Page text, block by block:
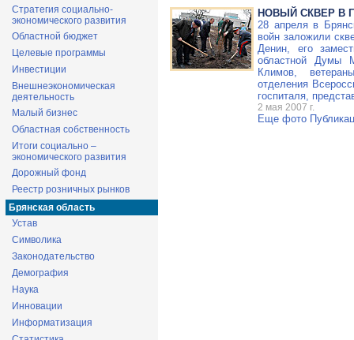
Стратегия социально-
экономического развития
Областной бюджет
Целевые программы
Инвестиции
Внешнеэкономическая
деятельность
Малый бизнес
Областная собственность
Итоги социально –
экономического развития
Дорожный фонд
Реестр розничных рынков
Брянская область
Устав
Символика
Законодательство
Демография
Наука
Инновации
Информатизация
НОВЫЙ СКВЕР В
28 апреля в
войн заложили
Денин, его
областной Думы
Климов,
отделения
госпиталя,
2 мая 2007 г.
Еще фото